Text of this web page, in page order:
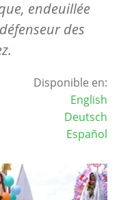
endeuillée
des
Disponible en:
English
Deutsch
Español